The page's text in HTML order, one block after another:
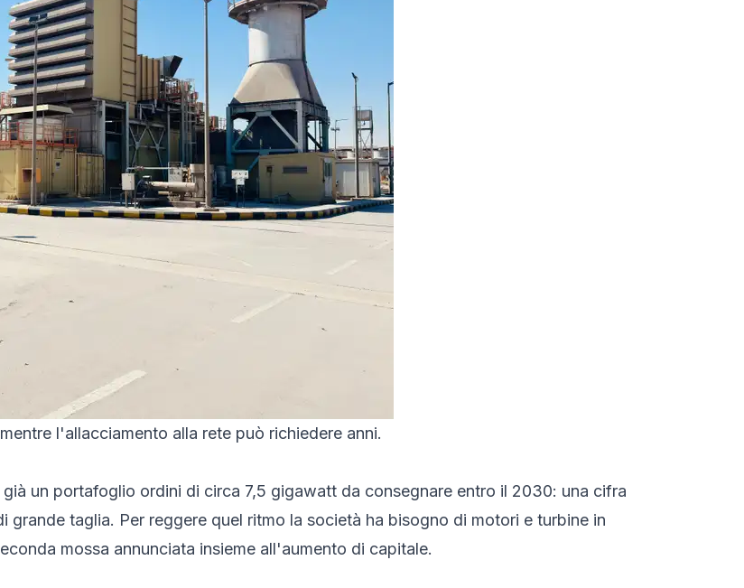
l'allacciamento alla rete può richiedere anni.
un portafoglio ordini di circa 7,5 gigawatt da consegnare entro il 2030: una cifra
grande taglia. Per reggere quel ritmo la società ha bisogno di motori e turbine in
mossa annunciata insieme all'aumento di capitale.